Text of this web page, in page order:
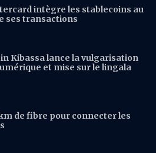
intègre les stablecoins au
ses transactions
Kibassa lance la vulgarisation
et mise sur le lingala
km de fibre pour connecter les